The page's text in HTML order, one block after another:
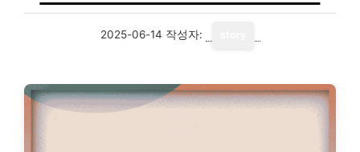
2025-06-14 작성자: